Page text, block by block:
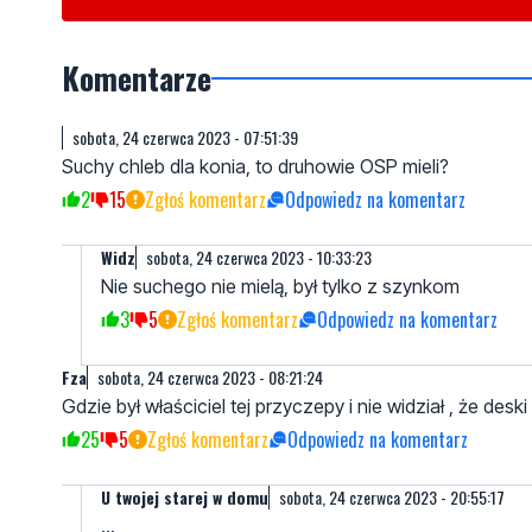
Byliście świadkami zdarzenia w naszym regionie?
sygnały i informacje. Można kontaktować się z naszą
redakcja@nadmorski24.pl
Dyżurujemy także pod
Komentarze
sobota, 24 czerwca 2023 - 07:51:39
Suchy chleb dla konia, to druhowie OSP mieli?
2 15 Zgłoś komentarz Odpowiedz na komentarz
Widz sobota, 24 czerwca 2023 - 10:33:23